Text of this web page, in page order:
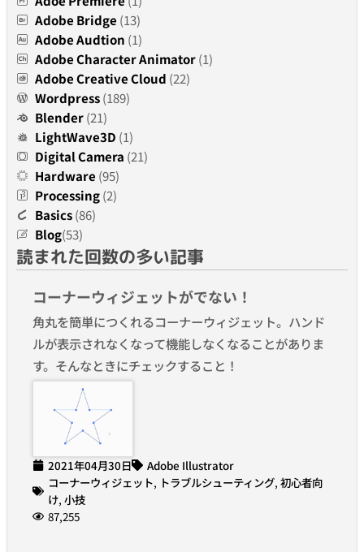
Adobe Bridge (13)
Adobe Audtion (1)
Adobe Character Animator(1)
Adobe Creative Cloud (22)
Wordpress(189)
Blender(21)
LightWave3D (1)
Digital Camera (21)
Hardware (95)
Processing(2)
Basics(86)
Blog(53)
読まれた回数の多い記事
コーナーウィジェットがでない！
角丸を簡単につくれるコーナーウィジェット。ハンド
ルが表示されなくなって機能しなくなることがありま
す。そんなときにチェックすること！
2021年04月30日
Adobe Illustrator
コーナーウィジェット, トラブルシューティング, 初心者向
け, 小技
87,255